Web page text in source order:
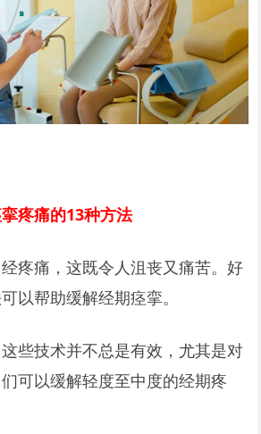
疼痛的13种方法
疼痛，这既令人沮丧又痛苦。好
以帮助缓解经期痉挛。
些技术并不总是有效，尤其是对
可以缓解轻度至中度的经期疼